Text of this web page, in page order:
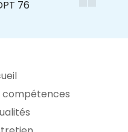
compétences